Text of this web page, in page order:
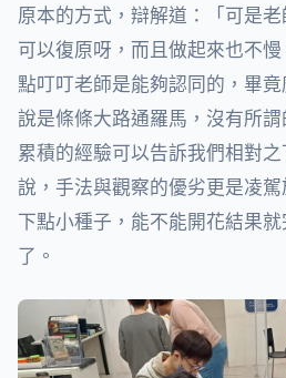
原本的方式，辯解道：「可是
可以復原呀，而且做起來也不
點叮叮老師是能夠認同的，畢
說是條條大路通羅馬，沒有所
累積的經驗可以告訴我們相對
說，手法與觀察的優劣更是凌
下點小種子，能不能開花結果
了。